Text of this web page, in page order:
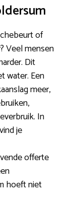
of
Veel mensen
Dit
water. Een
meer,
In
je
offerte
hoeft niet